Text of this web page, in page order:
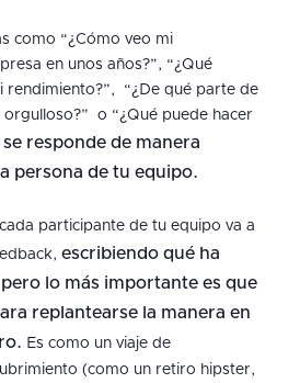
como “¿Cómo veo mi
en unos años?”, “¿Qué
rendimiento?”, “¿De qué parte de
o “¿Qué puede hacer
se responde de manera
persona de tu equipo.
participante de tu equipo va a
escribiendo qué ha
lo más importante es que
replantearse la manera en
Es como un viaje de
(como un retiro hipster,